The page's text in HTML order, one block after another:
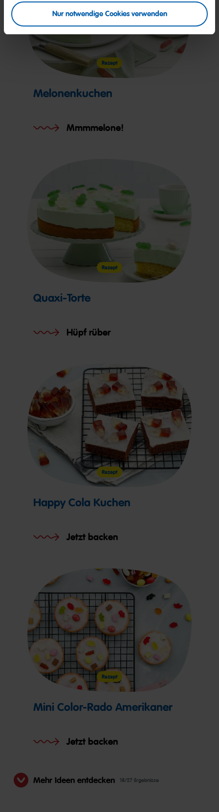
Nur notwendige Cookies verwenden
Melonenkuchen
Mmmmelone!
Rezept
Quaxi-Torte
Hüpf rüber
Rezept
Happy Cola Kuchen
Jetzt backen
Rezept
Mini Color-Rado Amerikaner
Jetzt backen
Rezept
Mehr Ideen entdecken 18/27 Ergebnisse